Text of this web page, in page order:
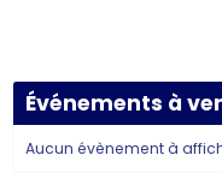
Événements à
Aucun évènement à